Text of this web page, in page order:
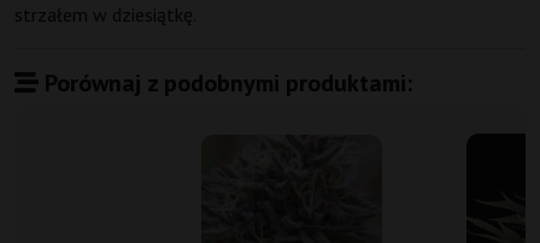
strzałem w dziesiątkę.
Porównaj z podobnymi produktami: